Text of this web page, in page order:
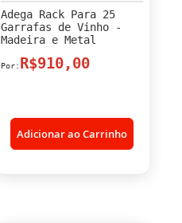
Adega Rack Para 25
Garrafas de Vinho -
Madeira e Metal
R$910,00
Adicionar ao Carrinho